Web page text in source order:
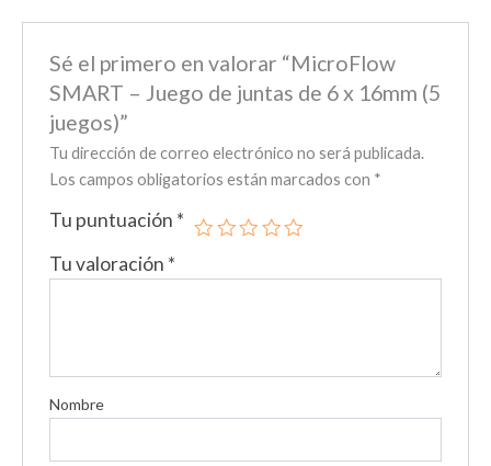
Sé el primero en valorar “MicroFlow
SMART – Juego de juntas de 6 x 16mm (5
juegos)”
Tu dirección de correo electrónico no será publicada.
Los campos obligatorios están marcados con *
Tu puntuación *
Tu valoración *
Nombre